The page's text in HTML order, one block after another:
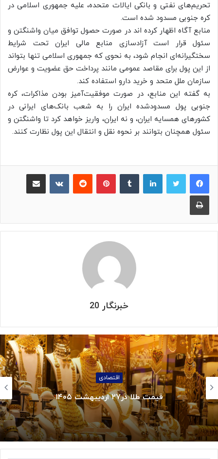
تحریم‌های نفتی و بانکی ایالات متحده، علیه جمهوری اسلامی در
کره جنوبی مسدود شده است.
منابع آگاه اظهار کرده اند در صورت حصول توافق میان واشنگتن و
سئول قرار است آزادسازی منابع مالی ایران تحت شرایط
سختگیرانه‌ای انجام شود، به نحوی که جمهوری اسلامی تنها بتواند
از این پول برای مقاصد عمومی مانند پرداخت حق عضویت و عوارض
سازمان ملل متحد و خرید دارو استفاده کند.
به گفته این منابع، در صورت موفقیت‌آمیز بودن مذاکرات، کره
جنوبی پول مسدودشده ایران را به شعب بانک‌های ایرانی در
کشورهای همسایه ایران، و نه ایران، واریز خواهد کرد تا واشنگتن و
سئول همچنان بتوانند بر نحوه نقل و انتقال این پول نظارت کنند.
لینکدین پینترست ‫رددیت
چاپ
خبرنگار 20
اقتصادی
قیمت طلا در۲۷ اردیبهشت ۱۴۰۵